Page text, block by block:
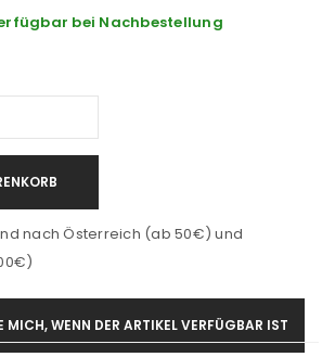
bei Nachbestellung
nach Österreich (ab 50€) und
WENN DER ARTIKEL VERFÜGBAR IST